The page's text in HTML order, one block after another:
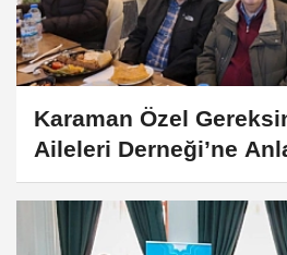
Karaman Özel
Aileleri Derneği’ne